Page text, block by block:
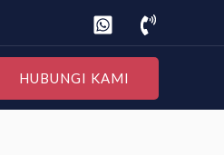
HUBUNGI KAMI